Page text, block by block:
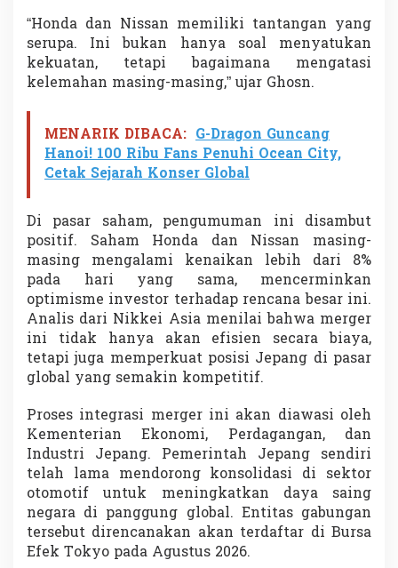
“Honda dan Nissan memiliki tantangan yang
serupa. Ini bukan hanya soal menyatukan
kekuatan, tetapi bagaimana mengatasi
kelemahan masing-masing,” ujar Ghosn.
MENARIK DIBACA: G-Dragon Guncang
Hanoi! 100 Ribu Fans Penuhi Ocean City,
Cetak Sejarah Konser Global
Di pasar saham, pengumuman ini disambut
positif. Saham Honda dan Nissan masing-
masing mengalami kenaikan lebih dari 8%
pada hari yang sama, mencerminkan
optimisme investor terhadap rencana besar ini.
Analis dari Nikkei Asia menilai bahwa merger
ini tidak hanya akan efisien secara biaya,
tetapi juga memperkuat posisi Jepang di pasar
global yang semakin kompetitif.
Proses integrasi merger ini akan diawasi oleh
Kementerian Ekonomi, Perdagangan, dan
Industri Jepang. Pemerintah Jepang sendiri
telah lama mendorong konsolidasi di sektor
otomotif untuk meningkatkan daya saing
negara di panggung global. Entitas gabungan
tersebut direncanakan akan terdaftar di Bursa
Efek Tokyo pada Agustus 2026.